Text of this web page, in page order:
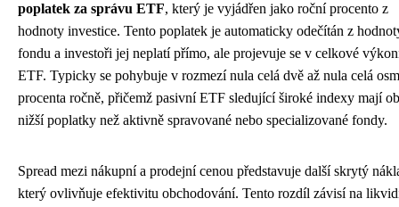
poplatek za správu ETF, který je vyjádřen jako roční procento z
hodnoty investice. Tento poplatek je automaticky odečítán z
fondu a investoři jej neplatí přímo, ale projevuje se v celkové
ETF. Typicky se pohybuje v rozmezí nula celá dvě až nula celá osm
procenta ročně, přičemž pasivní ETF sledující široké indexy mají
nižší poplatky než aktivně spravované nebo specializované fondy.
Spread mezi nákupní a prodejní cenou představuje další skrytý
který ovlivňuje efektivitu obchodování. Tento rozdíl závisí na